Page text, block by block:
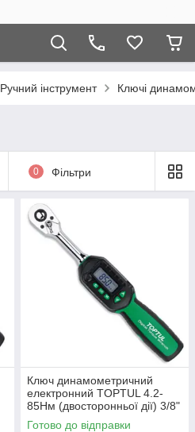
Ручний інструмент Ключі
0 Фільтри
Ключ динамометричний
електронний TOPTUL 4.2-
85Нм (двосторонньої дії) 3/8"
укорочений DT-085S3
Готово до відправки